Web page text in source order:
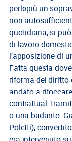
Ancl
ENPACL
Previdenza
Enpacl
A.S.G.C.D.L.
Direttivo
A.S.G.C.D.L.
Documenti
ASGCDL
perlopiù un
non
quotidiana, si
di lavoro
l’apposizione di
Fatta questa
riforma del diritto
andato a
contrattuali
o una badante.
Poletti),